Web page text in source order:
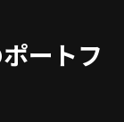
ートフ